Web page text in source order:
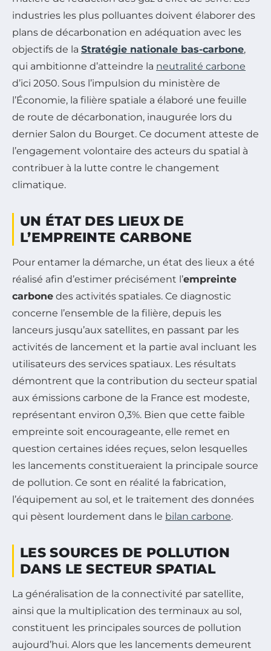
industries les plus polluantes doivent élaborer des
plans de décarbonation en adéquation avec les
objectifs de la Stratégie nationale bas-carbone,
qui ambitionne d’atteindre la neutralité carbone
d’ici 2050. Sous l’impulsion du ministère de
l’Économie, la filière spatiale a élaboré une feuille
de route de décarbonation, inaugurée lors du
dernier Salon du Bourget. Ce document atteste de
l’engagement volontaire des acteurs du spatial à
contribuer à la lutte contre le changement
climatique.
UN ÉTAT DES LIEUX DE
L’EMPREINTE CARBONE
Pour entamer la démarche, un état des lieux a été
réalisé afin d’estimer précisément l’empreinte
carbone des activités spatiales. Ce diagnostic
concerne l’ensemble de la filière, depuis les
lanceurs jusqu’aux satellites, en passant par les
activités de lancement et la partie aval incluant les
utilisateurs des services spatiaux. Les résultats
démontrent que la contribution du secteur spatial
aux émissions carbone de la France est modeste,
représentant environ 0,3%. Bien que cette faible
empreinte soit encourageante, elle remet en
question certaines idées reçues, selon lesquelles
les lancements constitueraient la principale source
de pollution. Ce sont en réalité la fabrication,
l’équipement au sol, et le traitement des données
qui pèsent lourdement dans le bilan carbone.
LES SOURCES DE POLLUTION
DANS LE SECTEUR SPATIAL
La généralisation de la connectivité par satellite,
ainsi que la multiplication des terminaux au sol,
constituent les principales sources de pollution
aujourd’hui. Alors que les lancements demeurent